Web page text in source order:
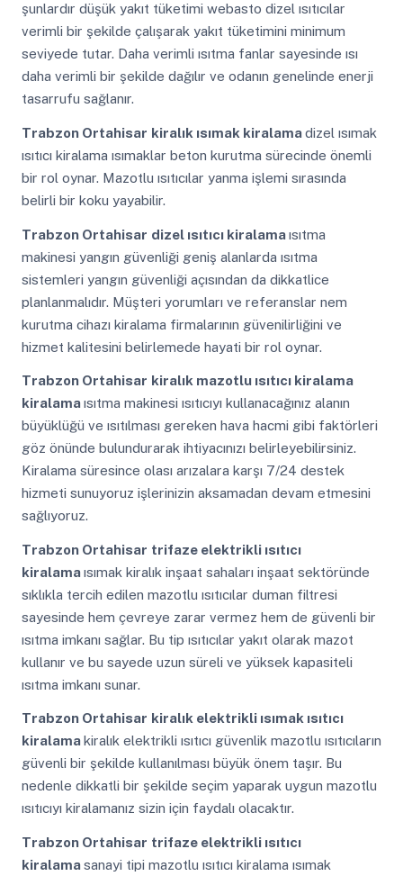
şunlardır düşük yakıt tüketimi webasto dizel ısıtıcılar
verimli bir şekilde çalışarak yakıt tüketimini minimum
seviyede tutar. Daha verimli ısıtma fanlar sayesinde ısı
daha verimli bir şekilde dağılır ve odanın genelinde enerji
tasarrufu sağlanır.
Trabzon Ortahisar kiralık ısımak kiralamadizel ısımak
ısıtıcı kiralama ısımaklar beton kurutma sürecinde önemli
bir rol oynar. Mazotlu ısıtıcılar yanma işlemi sırasında
belirli bir koku yayabilir.
Trabzon Ortahisar dizel ısıtıcı kiralamaısıtma
makinesi yangın güvenliği geniş alanlarda ısıtma
sistemleri yangın güvenliği açısından da dikkatlice
planlanmalıdır. Müşteri yorumları ve referanslar nem
kurutma cihazı kiralama firmalarının güvenilirliğini ve
hizmet kalitesini belirlemede hayati bir rol oynar.
Trabzon Ortahisar kiralık mazotlu ısıtıcı kiralama
kiralamaısıtma makinesi ısıtıcıyı kullanacağınız alanın
büyüklüğü ve ısıtılması gereken hava hacmi gibi faktörleri
göz önünde bulundurarak ihtiyacınızı belirleyebilirsiniz.
Kiralama süresince olası arızalara karşı 7/24 destek
hizmeti sunuyoruz işlerinizin aksamadan devam etmesini
sağlıyoruz.
Trabzon Ortahisar trifaze elektrikli ısıtıcı
kiralamaısımak kiralık inşaat sahaları inşaat sektöründe
sıklıkla tercih edilen mazotlu ısıtıcılar duman filtresi
sayesinde hem çevreye zarar vermez hem de güvenli bir
ısıtma imkanı sağlar. Bu tip ısıtıcılar yakıt olarak mazot
kullanır ve bu sayede uzun süreli ve yüksek kapasiteli
ısıtma imkanı sunar.
Trabzon Ortahisar kiralık elektrikli ısımak ısıtıcı
kiralama kiralık elektrikli ısıtıcı güvenlik mazotlu ısıtıcıların
güvenli bir şekilde kullanılması büyük önem taşır. Bu
nedenle dikkatli bir şekilde seçim yaparak uygun mazotlu
ısıtıcıyı kiralamanız sizin için faydalı olacaktır.
Trabzon Ortahisar trifaze elektrikli ısıtıcı
kiralamasanayi tipi mazotlu ısıtıcı kiralama ısımak